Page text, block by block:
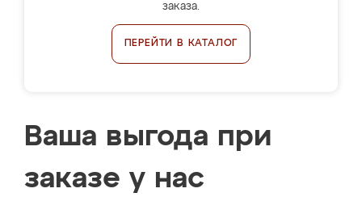
заказа.
ПЕРЕЙТИ В КАТАЛОГ
Ваша выгода при
заказе у нас